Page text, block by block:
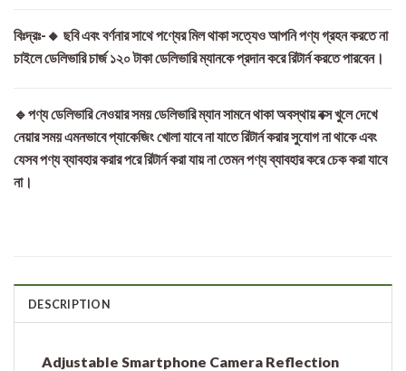
বিঃদ্রঃ-🔸 ছবি এবং বর্ণনার সাথে পণ্যের মিল থাকা সত্যেও আপনি পণ্য গ্রহন করতে না
চাইলে ডেলিভারি চার্জ ১২০ টাকা ডেলিভারি ম্যানকে প্রদান করে রিটার্ন করতে পারবেন।
🔹পণ্য ডেলিভারি নেওয়ার সময় ডেলিভারি ম্যান সামনে থাকা অবস্থায় বক্স খুলে দেখে
নেয়ার সময় এমনভাবে প্যাকেজিং খোলা যাবে না যাতে রিটার্ন করার সুযোগ না থাকে এবং
যেসব পণ্য ব্যাবহার করার পরে রিটার্ন করা যায় না তেমন পণ্য ব্যাবহার করে চেক করা যাবে
না।
DESCRIPTION
Adjustable Smartphone Camera Reflection